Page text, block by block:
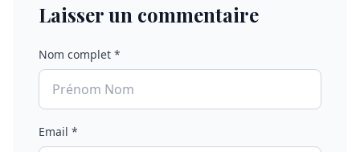
Laisser un commentaire
Nom complet *
Email *